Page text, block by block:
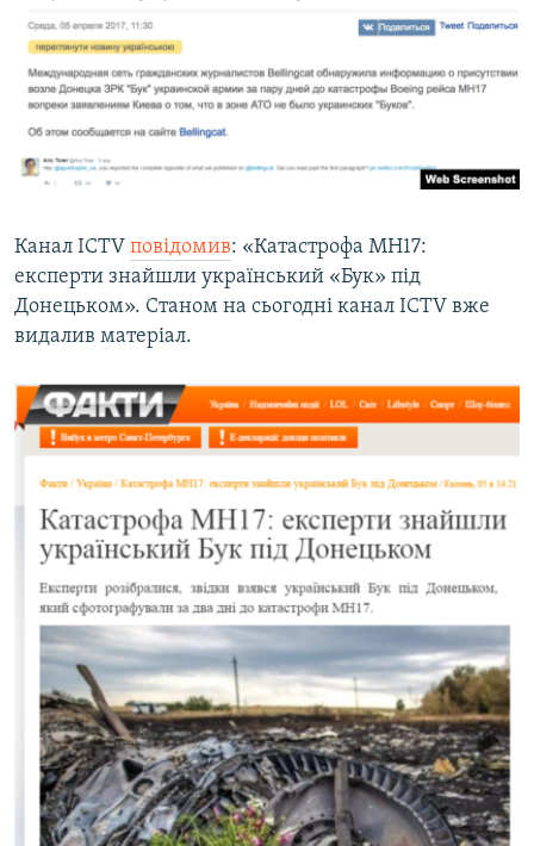
Канал ICTV повідомив: «Катастрофа MH17:
експерти знайшли український «Бук» під
Донецьком». Станом на сьогодні канал ICTV вже
видалив матеріал.